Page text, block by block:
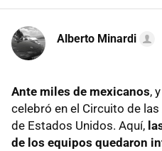
Alberto Minardi
Ante miles de mexicanos,
celebró en el Circuito de
de Estados Unidos. Aquí,
de los equipos quedaron